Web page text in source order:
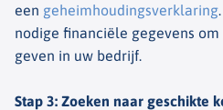
een geheimhoudingsverklaring
nodige financiële gegevens
geven in uw bedrijf.
Stap 3: Zoeken naar geschikte